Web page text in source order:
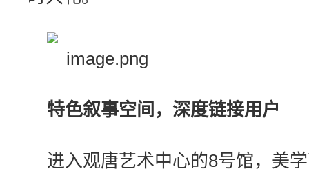
特色叙事空间，深度链接用户
进入观唐艺术中心的8号馆，美